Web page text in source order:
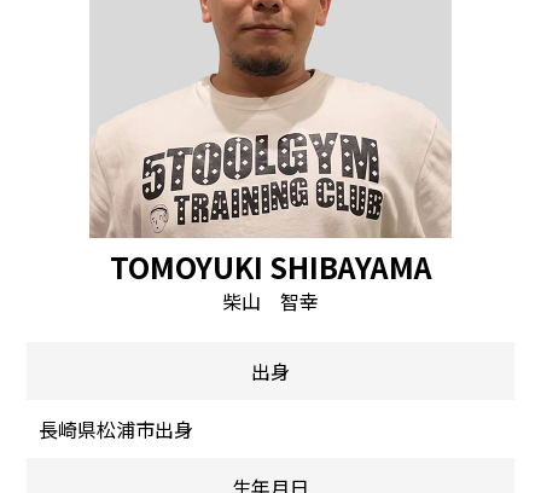
TOMOYUKI SHIBAYAMA
柴山 智幸
出身
長崎県松浦市出身
生年月日